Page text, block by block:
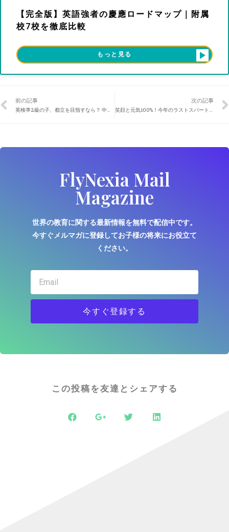
【完全版】英語強者の慶應ロードマップ｜附属
校7校を徹底比較
もっと見る
前の記事 次の記事
FlyNexia Mail
Magazine
世界の教育に関する最新情報を無料で配信中です。
今すぐメルマガに登録してお子様の将来にお役立て
ください。
今すぐ登録する
この投稿を友達とシェアする